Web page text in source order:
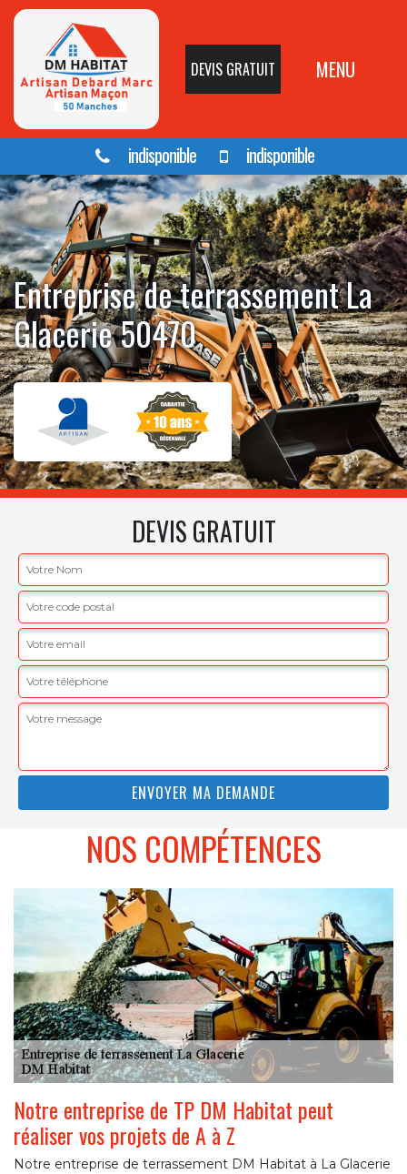
DEVIS GRATUIT MENU
indisponible indisponible
Entreprise de terrassement La
Glacerie 50470
DEVIS GRATUIT
NOS COMPÉTENCES
Notre entreprise de TP DM Habitat peut
réaliser vos projets de A à Z
Notre entreprise de terrassement DM Habitat à La Glacerie